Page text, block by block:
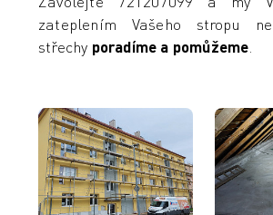
zateplením Vašeho stropu
střechy poradíme a pomůžeme